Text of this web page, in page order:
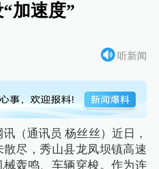
加速度”
听新闻
（通讯员 杨丝丝）近日，
尽，秀山县龙凤坝镇高速
轰鸣、车辆穿梭。作为连